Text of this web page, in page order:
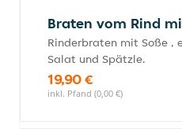
Braten vom Rind
Rinderbraten mit Soße ,
Salat und Spätzle.
19,90 €
inkl. Pfand (0,00 €)